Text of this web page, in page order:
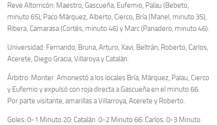
Reve Altorricón: Maestro, Gascueña, Eufemio, Palau (Bebeto,
minuto 65), Paco Márquez, Alberto, Cierco, Bría (Manel, minuto 35),
Ribera, Camarasa (Cortés, minuto 46) y Marc (Panadero, minuto 46).
Universidad: Fernando, Bruna, Arturo, Xavi, Beltrán, Roberto, Carlos,
Acerete, Diego Gracia, Villaroya y Catalán.
Árbitro: Monter. Amonestó a los locales Bría, Márquez, Palau, Cierco
y Eufemio y expulsó con roja directa a Gascueña en el minuto 66.
Por parte visitante, amarillas a Villarroya, Acerete y Roberto.
Goles: 0-1 Minuto 20: Catalán. 0-2 Minuto 66: Carlos. 0-3 Minuto